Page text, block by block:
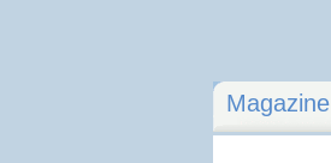
Magazine